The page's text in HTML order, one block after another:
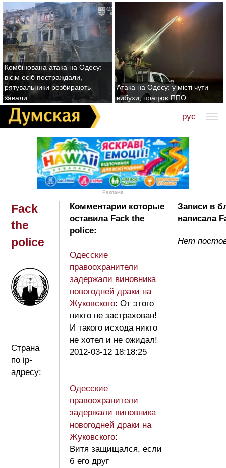
Комбінована атака на Одесу:
вісім осіб постраждали,
рятувальники розбирають
завали
Атака на Одесу: у місті чути
вибухи, працює ППО
рус
Реклама
Fack
the
police
Страна
по ip-
адресу:
Комментарии которые
оставила Fack the
police:
Одесские
правоохранители
задержали виновника
новогодней драки на
Жуковского: От этого
никто не застрахован!
И такого исхода никто
не хотел и не ожидал!
2012-03-12 18:18:25
Одесские
правоохранители
задержали виновника
новогодней драки на
Жуковского:
Витя защищался, если
б его друг
Записи в
написала
Нет